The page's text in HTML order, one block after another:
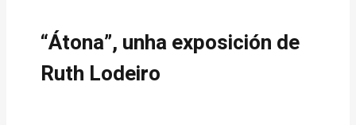
“Átona”, unha exposición de
Ruth Lodeiro